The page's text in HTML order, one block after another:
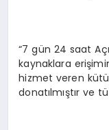
“7 gün 24 saat
kaynaklara
hizmet veren
donatılmıştır ve